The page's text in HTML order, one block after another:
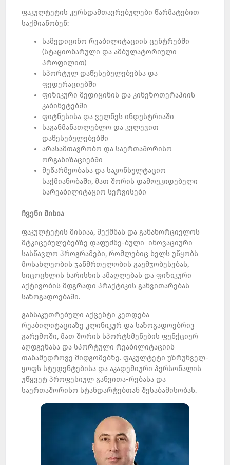
ფაკულტეტის კურსდამთავრებულები წარმატებით
საქმიანობენ:
სამედიცინო რეაბილიტაციის ცენტრებში
(სტაციონარული და ამბულატორიული
პროფილით)
სპორტულ დაწესებულებებსა და
ფედერაციებში
ფიზიკური მედიცინის და კინეზოთერაპიის
კაბინეტებში
ფიტნესისა და ველნეს ინდუსტრიაში
საგანმანათლებლო და კვლევით
დაწესებულებებში
არასამთავრობო და საერთაშორისო
ორგანიზაციებში
მეწარმეობასა და საკონსულტაციო
საქმიანობაში, მათ შორის დამოუკიდებელი
სარეაბილიტაციო სერვისები
ჩვენი მისია
ფაკულტეტის მისიაა, შექმნას და განახორციელოს
მტკიცებულებებზე დაფუძნე-ბული ინოვაციური
სასწავლო პროგრამები, რომლებიც ხელს უწყობს
მოსახლეობის ჯანმრთელობის გაუმჯობესებას,
სიცოცხლის ხარისხის ამაღლებას და ფიზიკური
აქტივობის მდგრადი პრაქტიკის განვითარებას
საზოგადოებაში.
განსაკუთრებული აქცენტი კეთდება
რეაბილიტაციაზე კლინიკურ და საზოგადოებრივ
გარემოში, მათ შორის სპორტსმენების ფუნქციურ
აღდგენასა და სპორტული რეაბილიტაციის
თანამედროვე მიდგომებზე. ფაკულტეტი უზრუნველ-
ყოფს სტუდენტებისა და აკადემიური პერსონალის
უწყვეტ პროფესიულ განვითა-რებასა და
საერთაშორისო სტანდარტებთან შესაბამისობას.